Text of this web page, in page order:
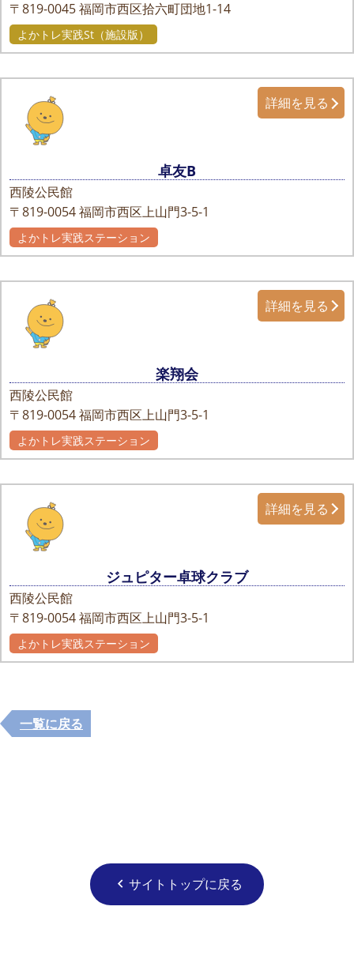
〒819-0045福岡市西区拾六町団地1-14
よかトレ実践St（施設版）
卓友B
西陵公民館
〒819-0054福岡市西区上山門3-5-1
詳細を見る
よかトレ実践ステーション
楽翔会
西陵公民館
〒819-0054福岡市西区上山門3-5-1
詳細を見る
よかトレ実践ステーション
ジュピター卓球クラブ
西陵公民館
〒819-0054福岡市西区上山門3-5-1
詳細を見る
よかトレ実践ステーション
一覧に戻る
chevron_left サイトトップに戻る